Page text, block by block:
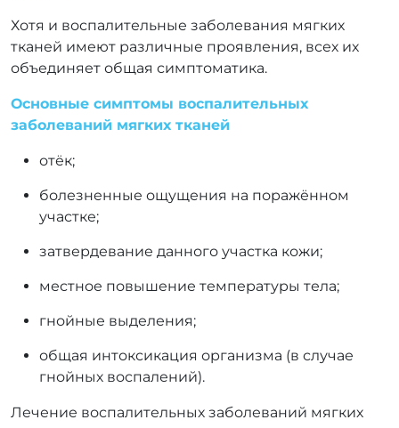
Хотя и воспалительные заболевания мягких
тканей имеют различные проявления, всех их
объединяет общая симптоматика.
Основные симптомы воспалительных
заболеваний мягких тканей
отёк;
болезненные ощущения на поражённом
участке;
затвердевание данного участка кожи;
местное повышение температуры тела;
гнойные выделения;
общая интоксикация организма (в случае
гнойных воспалений).
Лечение воспалительных заболеваний мягких